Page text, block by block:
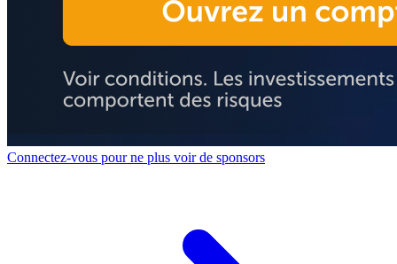
Connectez-vous pour ne plus voir de sponsors